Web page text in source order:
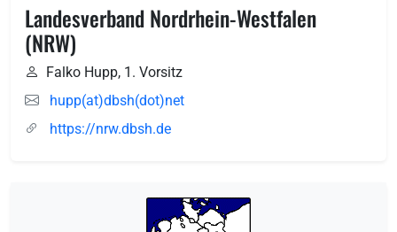
Landesverband Nordrhein-Westfalen
(NRW)
Falko Hupp, 1. Vorsitz
hupp(at)dbsh(dot)net
https://nrw.dbsh.de